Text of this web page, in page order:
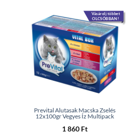
Vásárolj többet
OLCSÓBBAN!
Prevital Alutasak Macska Zselés
12x100gr Vegyes Íz Multipack
1 860 Ft